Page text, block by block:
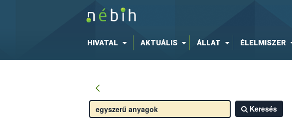
HIVATAL AKTUÁLIS ÁLLAT ÉLELMISZER
Keresés